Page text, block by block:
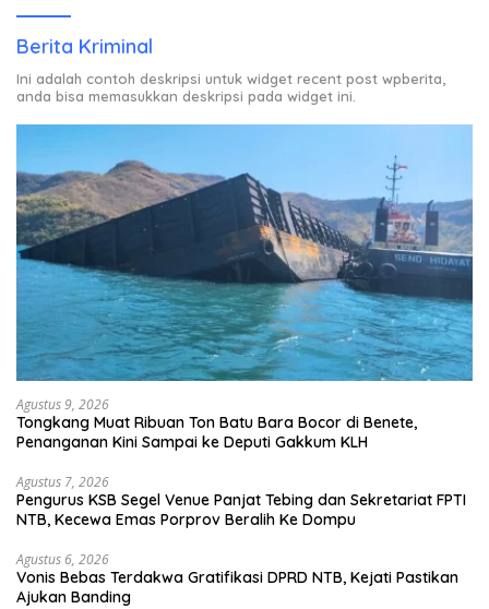
Berita Kriminal
Ini adalah contoh deskripsi untuk widget recent post wpberita,
anda bisa memasukkan deskripsi pada widget ini.
Agustus 9, 2026
Tongkang Muat Ribuan Ton Batu Bara Bocor di Benete,
Penanganan Kini Sampai ke Deputi Gakkum KLH
Agustus 7, 2026
Pengurus KSB Segel Venue Panjat Tebing dan Sekretariat FPTI
NTB, Kecewa Emas Porprov Beralih Ke Dompu
Agustus 6, 2026
Vonis Bebas Terdakwa Gratifikasi DPRD NTB, Kejati Pastikan
Ajukan Banding